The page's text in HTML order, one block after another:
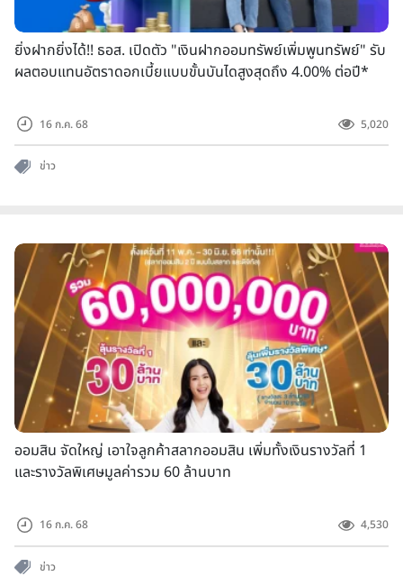
ยิ่งฝากยิ่งได้!! ธอส. เปิดตัว "เงินฝากออมทรัพย์เพิ่มพูนทรัพย์" รับ
ผลตอบแทนอัตราดอกเบี้ยแบบขั้นบันไดสูงสุดถึง 4.00% ต่อปี*
16 ก.ค. 68 5,020
ข่าว
ออมสิน จัดใหญ่ เอาใจลูกค้าสลากออมสิน เพิ่มทั้งเงินรางวัลที่ 1
และรางวัลพิเศษมูลค่ารวม 60 ล้านบาท
16 ก.ค. 68 4,530
ข่าว